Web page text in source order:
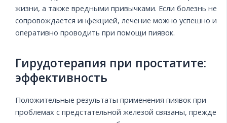
жизни, а также вредными привычками. Если болезнь не
сопровождается инфекцией, лечение можно успешно и
оперативно проводить при помощи пиявок.
Гирудотерапия при простатите:
эффективность
Положительные результаты применения пиявок при
проблемах с предстательной железой связаны, прежде